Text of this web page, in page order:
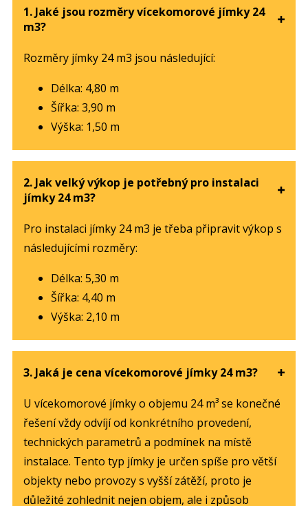
1. Jaké jsou rozměry vícekomorové jímky 24
m3?
Rozměry jímky 24 m3 jsou následující:
Délka: 4,80 m
Šířka: 3,90 m
Výška: 1,50 m
2. Jak velký výkop je potřebný pro instalaci
jímky 24 m3?
Pro instalaci jímky 24 m3 je třeba připravit výkop s
následujícími rozměry:
Délka: 5,30 m
Šířka: 4,40 m
Výška: 2,10 m
3. Jaká je cena vícekomorové jímky 24 m3?
U vícekomorové jímky o objemu 24 m³ se konečné
řešení vždy odvíjí od konkrétního provedení,
technických parametrů a podmínek na místě
instalace. Tento typ jímky je určen spíše pro větší
objekty nebo provozy s vyšší zátěží, proto je
důležité zohlednit nejen objem, ale i způsob